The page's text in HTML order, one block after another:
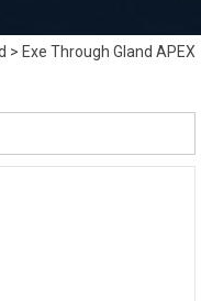
>Exe Through Gland APEX